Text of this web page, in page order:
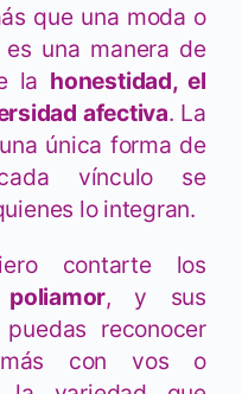
que una moda o
una manera de
la honestidad, el
afectiva. La
única forma de
vínculo se
lo integran.
contarte los
, y sus
reconocer
con vos o